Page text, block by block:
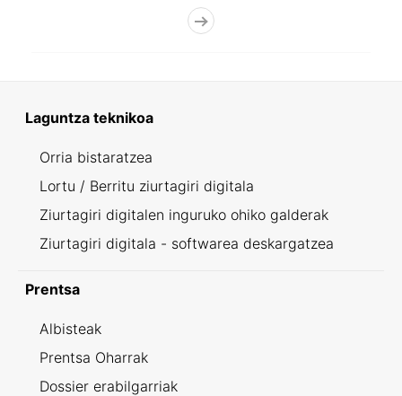
Laguntza teknikoa
Orria bistaratzea
Lortu / Berritu ziurtagiri digitala
Ziurtagiri digitalen inguruko ohiko galderak
Ziurtagiri digitala - softwarea deskargatzea
Prentsa
Albisteak
Prentsa Oharrak
Dossier erabilgarriak